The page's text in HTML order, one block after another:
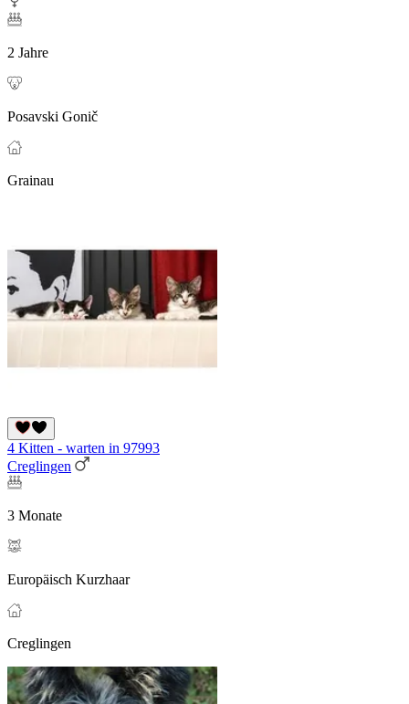
2 Jahre
Posavski Gonič
Grainau
4 Kitten - warten in 97993
Creglingen
3 Monate
Europäisch Kurzhaar
Creglingen